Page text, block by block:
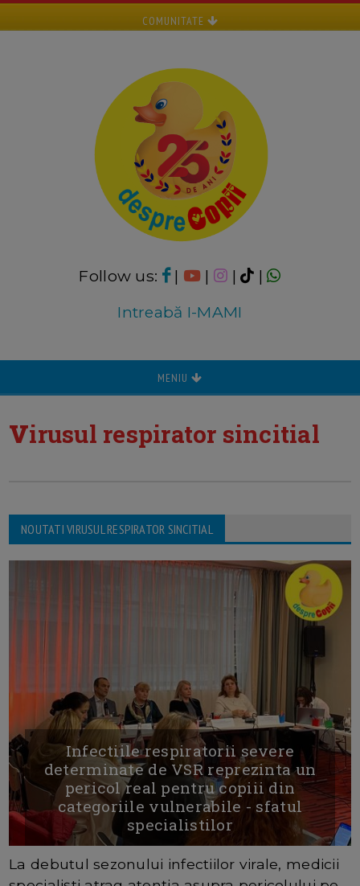
COMUNITATE
Follow us: | | |
|
Intreabă I-MAMI
MENIU
virusul respirator sincitial
NOUTATI VIRUSUL RESPIRATOR SINCITIAL
Infectiile respiratorii severe
determinate de VSR reprezinta un
pericol real pentru copiii din
categoriile vulnerabile - sfatul
specialistilor
La debutul sezonului infectiilor virale, medicii